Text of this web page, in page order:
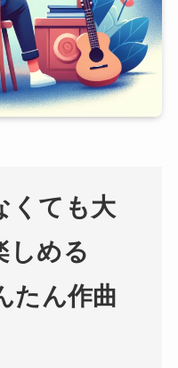
くても大
しめる
たん作曲